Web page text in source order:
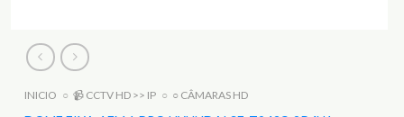
INICIO ○ 📹 CCTV HD >> IP ○ ○ CÂMARAS HD